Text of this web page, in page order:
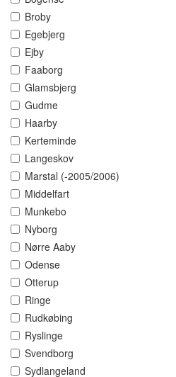
Broby
Egebjerg
Ejby
Faaborg
Glamsbjerg
Gudme
Haarby
Kerteminde
Langeskov
Marstal (-2005/2006)
Middelfart
Munkebo
Nyborg
Nørre Aaby
Odense
Otterup
Ringe
Rudkøbing
Ryslinge
Svendborg
Sydlangeland